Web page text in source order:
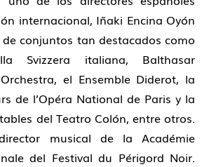
internacional, Iñaki Encina Oyón
conjuntos tan destacados como
Svizzera italiana, Balthasar
el Ensemble Diderot, la
de l’Opéra National de Paris y la
del Teatro Colón, entre otros.
musical de la Académie
del Festival du Périgord Noir.